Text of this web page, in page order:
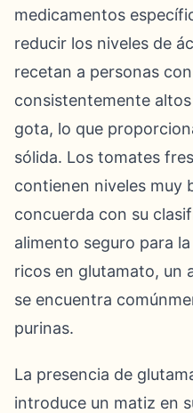
medicamentos
reducir los niveles de
recetan a personas
consistentemente
gota, lo que
sólida. Los tomates
contienen niveles muy
concuerda con su
alimento seguro para
ricos en glutamato, un
se encuentra
purinas.
La presencia de
introduce un matiz en